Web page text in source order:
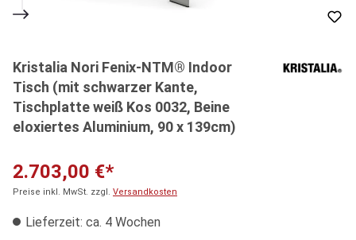
Kristalia Nori Fenix-NTM® Indoor
Tisch (mit schwarzer Kante,
Tischplatte weiß Kos 0032, Beine
eloxiertes Aluminium, 90 x 139cm)
2.703,00 €*
Preise inkl. MwSt. zzgl. Versandkosten
Lieferzeit: ca. 4 Wochen